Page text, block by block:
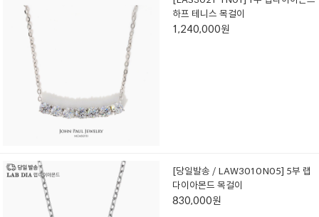
하프 테니스 목걸이
1,240,000원
[당일발송 / LAW3010N05] 5부 랩
다이아몬드 목걸이
830,000원